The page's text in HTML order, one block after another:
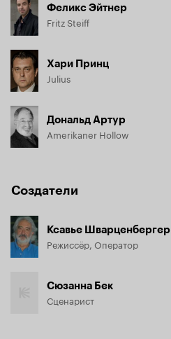
Феликс Эйтнер
Fritz Steiff
Хари Принц
Julius
Дональд Артур
Amerikaner Hollow
Создатели
Ксавье Шварценбергер
Режиссёр, Оператор
Сюзанна Бек
Сценарист